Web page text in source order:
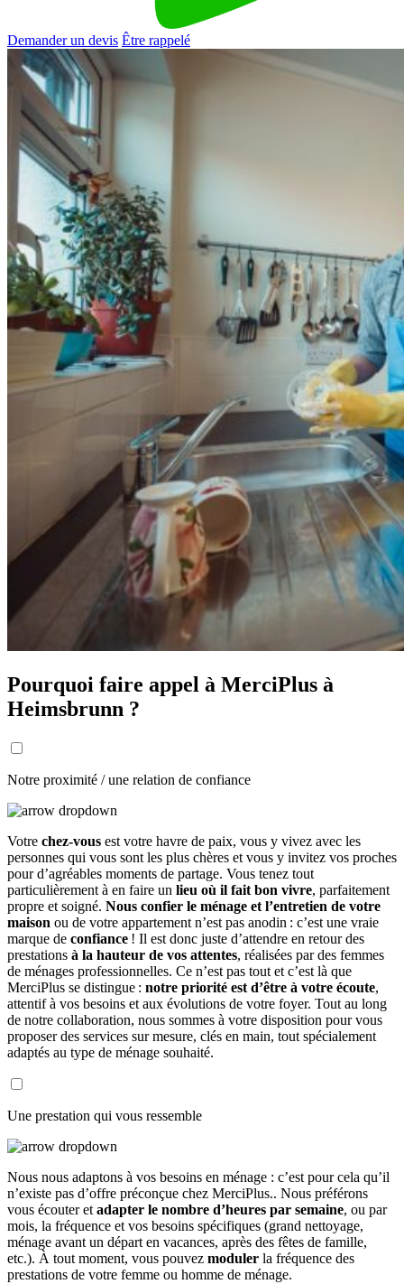
Demander un devis Être rappelé
Pourquoi faire appel à MerciPlus à
Heimsbrunn ?
Notre proximité / une relation de confiance
Votre chez-vous est votre havre de paix, vous y vivez avec les
personnes qui vous sont les plus chères et vous y invitez vos proches
pour d’agréables moments de partage. Vous tenez tout
particulièrement à en faire un lieu où il fait bon vivre, parfaitement
propre et soigné. Nous confier le ménage et l’entretien de votre
maison ou de votre appartement n’est pas anodin : c’est une vraie
marque de confiance ! Il est donc juste d’attendre en retour des
prestations à la hauteur de vos attentes, réalisées par des femmes
de ménages professionnelles. Ce n’est pas tout et c’est là que
MerciPlus se distingue : notre priorité est d’être à votre écoute,
attentif à vos besoins et aux évolutions de votre foyer. Tout au long
de notre collaboration, nous sommes à votre disposition pour vous
proposer des services sur mesure, clés en main, tout spécialement
adaptés au type de ménage souhaité.
Une prestation qui vous ressemble
Nous nous adaptons à vos besoins en ménage : c’est pour cela qu’il
n’existe pas d’offre préconçue chez MerciPlus.. Nous préférons
vous écouter et adapter le nombre d’heures par semaine, ou par
mois, la fréquence et vos besoins spécifiques (grand nettoyage,
ménage avant un départ en vacances, après des fêtes de famille,
etc.). À tout moment, vous pouvez moduler la fréquence des
prestations de votre femme ou homme de ménage.